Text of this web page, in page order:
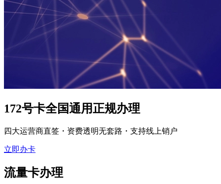
172号卡全国通用正规办理
四大运营商直签・资费透明无套路・支持线上销户
立即办卡
流量卡办理